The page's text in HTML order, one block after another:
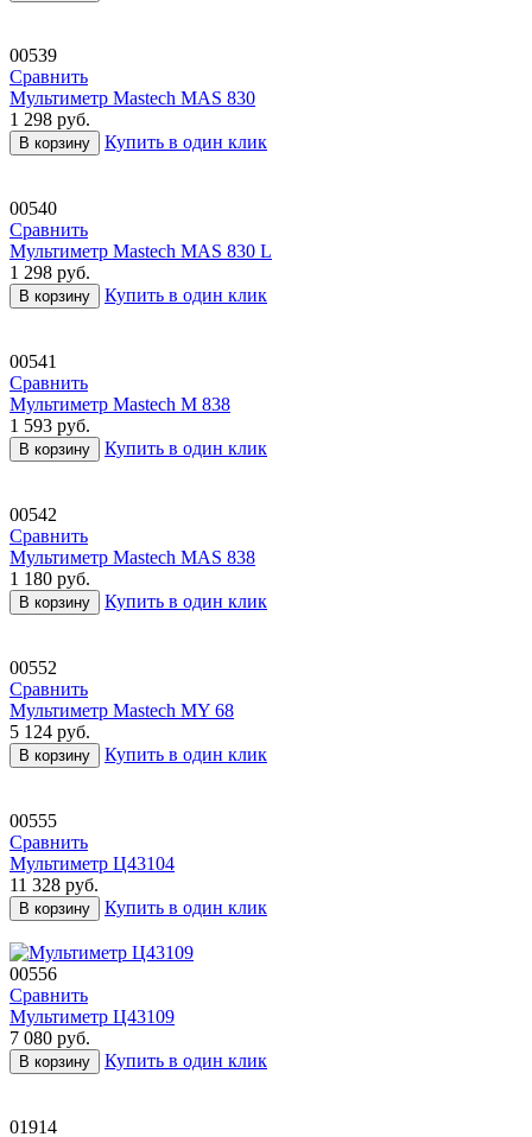
00539
Сравнить
Мультиметр Mastech MAS 830
1 298 руб.
В корзину Купить в один клик
00540
Сравнить
Мультиметр Mastech MAS 830 L
1 298 руб.
В корзину Купить в один клик
00541
Сравнить
Мультиметр Mastech М 838
1 593 руб.
В корзину Купить в один клик
00542
Сравнить
Мультиметр Mastech MAS 838
1 180 руб.
В корзину Купить в один клик
00552
Сравнить
Мультиметр Mastech MY 68
5 124 руб.
В корзину Купить в один клик
00555
Сравнить
Мультиметр Ц43104
11 328 руб.
В корзину Купить в один клик
00556
Сравнить
Мультиметр Ц43109
7 080 руб.
В корзину Купить в один клик
01914